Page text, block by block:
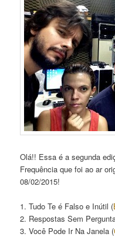
Olá!! Essa é a segunda
Frequência que foi ao ar
08/02/2015!
1. Tudo Te é Falso e Inútil (
2. Respostas Sem
3. Você Pode Ir Na Janela (